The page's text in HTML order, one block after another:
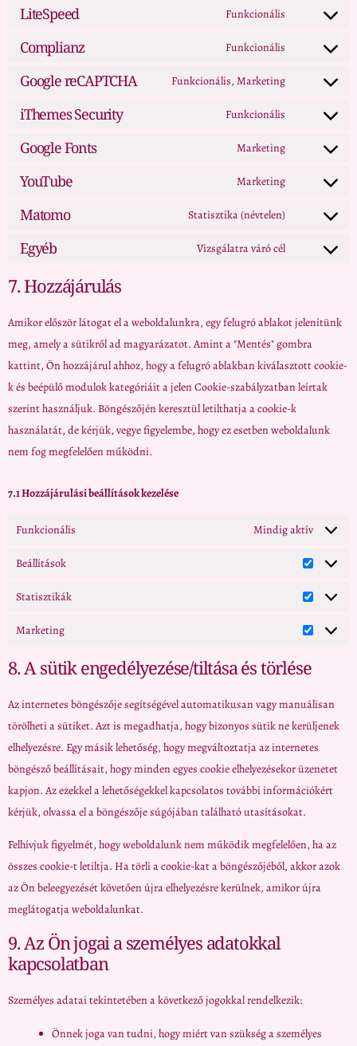
LiteSpeed Funkcionális
Complianz Funkcionális
Google reCAPTCHA Funkcionális, Marketing
iThemes Security Funkcionális
Google Fonts Marketing
YouTube Marketing
Matomo Statisztika (névtelen)
Egyéb Vizsgálatra váró cél
7. Hozzájárulás
Amikor először látogat el a weboldalunkra, egy felugró ablakot jelenítünk
meg, amely a sütikről ad magyarázatot. Amint a "Mentés" gombra
kattint, Ön hozzájárul ahhoz, hogy a felugró ablakban kiválasztott cookie-
k és beépülő modulok kategóriáit a jelen Cookie-szabályzatban leírtak
szerint használjuk. Böngészőjén keresztül letilthatja a cookie-k
használatát, de kérjük, vegye figyelembe, hogy ez esetben weboldalunk
nem fog megfelelően működni.
7.1 Hozzájárulási beállítások kezelése
Funkcionális Mindig aktív
Beállítások
Statisztikák
Marketing
8. A sütik engedélyezése/tiltása és törlése
Az internetes böngészője segítségével automatikusan vagy manuálisan
törölheti a sütiket. Azt is megadhatja, hogy bizonyos sütik ne kerüljenek
elhelyezésre. Egy másik lehetőség, hogy megváltoztatja az internetes
böngésző beállításait, hogy minden egyes cookie elhelyezésekor üzenetet
kapjon. Az ezekkel a lehetőségekkel kapcsolatos további információkért
kérjük, olvassa el a böngészője súgójában található utasításokat.
Felhívjuk figyelmét, hogy weboldalunk nem működik megfelelően, ha az
összes cookie-t letiltja. Ha törli a cookie-kat a böngészőjéből, akkor azok
az Ön beleegyezését követően újra elhelyezésre kerülnek, amikor újra
meglátogatja weboldalunkat.
9. Az Ön jogai a személyes adatokkal
kapcsolatban
Személyes adatai tekintetében a következő jogokkal rendelkezik:
Önnek joga van tudni, hogy miért van szükség a személyes